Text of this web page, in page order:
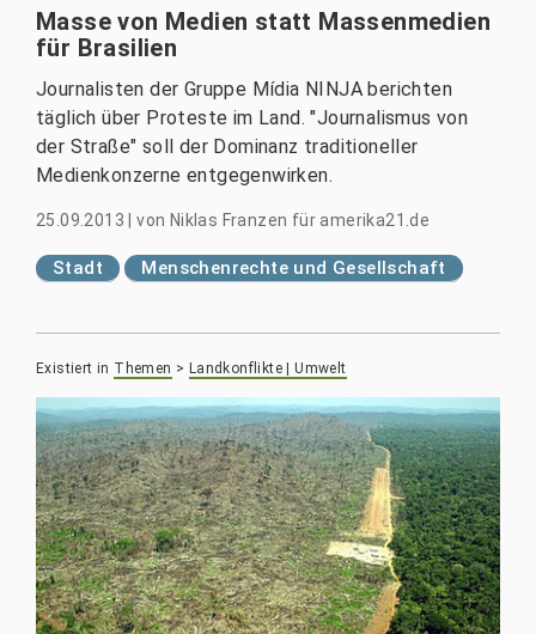
Masse von Medien statt Massenmedien
für Brasilien
Journalisten der Gruppe Mídia NINJA berichten
täglich über Proteste im Land. "Journalismus von
der Straße" soll der Dominanz traditioneller
Medienkonzerne entgegenwirken.
25.09.2013 |von Niklas Franzen für amerika21.de
Stadt Menschenrechte und Gesellschaft
Existiert in Themen > Landkonflikte | Umwelt